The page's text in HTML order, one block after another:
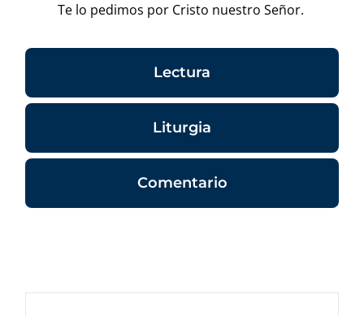
Te lo pedimos por Cristo nuestro Señor.
Lectura
Liturgia
Comentario